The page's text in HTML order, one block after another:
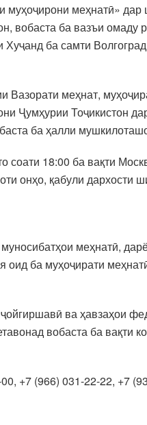
меҳнатӣ» дар
вобаста ба вазъи
Хуҷанд ба самти
меҳнат,
Ҷумҳурии Тоҷикистон
ба ҳалли
соати 18:00 ба вақти
онҳо, қабули дархости
меҳнатӣ,
ба муҳоҷирати
ва ҳавзаҳои
вобаста ба вақти
+7 (966) 031-22-22, +7